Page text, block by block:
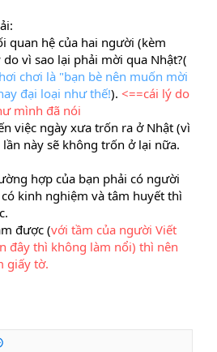
quan hệ của hai người (kèm
vì sao lại phải mời qua Nhật?(
chơi là "bạn bè nên muốn mời
đại loại như thế!). <==cái lý do
mình đã nói
việc ngày xưa trốn ra ở Nhật (vì
lần này sẽ không trốn ở lại nữa.
hợp của bạn phải có người
kinh nghiệm và tâm huyết thì
được (với tầm của người Viết
đây thì không làm nổi) thì nên
giấy tờ.